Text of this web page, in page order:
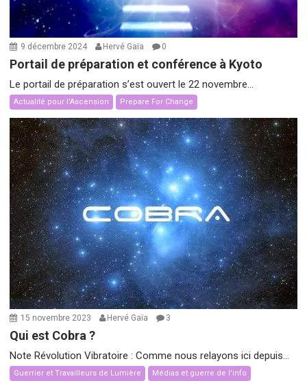
9 décembre 2024 Hervé Gaïa 0
Portail de préparation et conférence à Kyoto
Le portail de préparation s’est ouvert le 22 novembre...
Actualité pour l'Ascension Prepare For Change
15 novembre 2023 Hervé Gaïa 3
Qui est Cobra ?
Note Révolution Vibratoire : Comme nous relayons ici depuis...
Guerrier et Travailleurs de Lumière Médias et guerre de l'info